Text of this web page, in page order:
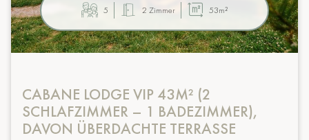
5 2 Zimmer 53m²
CABANE LODGE VIP 43M² (2
SCHLAFZIMMER – 1 BADEZIMMER),
DAVON ÜBERDACHTE TERRASSE